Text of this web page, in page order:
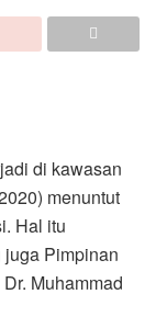
di kawasan
menuntut
Hal itu
Pimpinan
Muhammad